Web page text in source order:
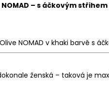
NOMAD – s áčkovým
NOMAD v khaki barvě s
ženská – taková je